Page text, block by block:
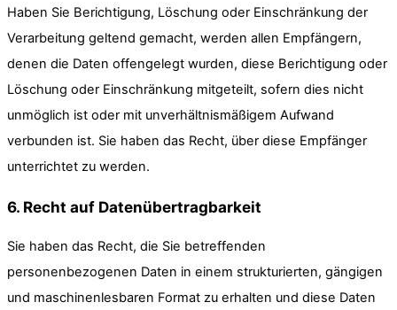
Haben Sie Berichtigung, Löschung oder Einschränkung der
Verarbeitung geltend gemacht, werden allen Empfängern,
denen die Daten offengelegt wurden, diese Berichtigung oder
Löschung oder Einschränkung mitgeteilt, sofern dies nicht
unmöglich ist oder mit unverhältnismäßigem Aufwand
verbunden ist. Sie haben das Recht, über diese Empfänger
unterrichtet zu werden.
6. Recht auf Datenübertragbarkeit
Sie haben das Recht, die Sie betreffenden
personenbezogenen Daten in einem strukturierten, gängigen
und maschinenlesbaren Format zu erhalten und diese Daten